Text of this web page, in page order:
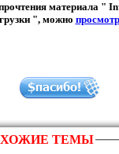
материала "
", можно
ТЕМЫ